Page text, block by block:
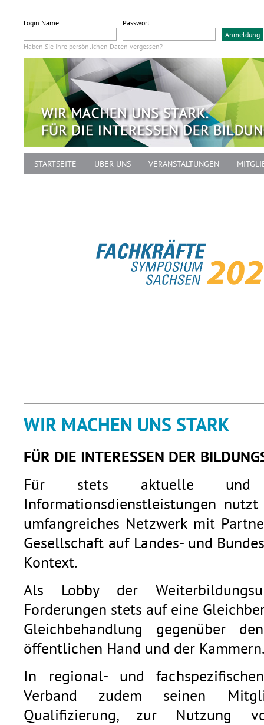
Login Name: Passwort:
Haben Sie Ihre persönlichen Daten vergessen?
STARTSEITE ÜBER UNS VERANSTALTUNGEN
WIR MACHEN UNS STARK
FÜR DIE INTERESSEN DER
Für stets aktuelle und
Informationsdienstleistungen
umfangreiches Netzwerk mit
Gesellschaft auf Landes- und
Kontext.
Als Lobby der
Forderungen stets auf eine
Gleichbehandlung gegenüber
öffentlichen Hand und der
In regional- und
Verband zudem seinen
Qualifizierung, zur Nutzung